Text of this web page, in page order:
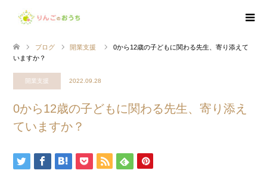
ブログ 開業支援
0から12歳の子どもに関わる先生、寄り添えて
いますか？
開業支援 2022.09.28
0から12歳の子どもに関わる先生、寄り添え
ていますか？